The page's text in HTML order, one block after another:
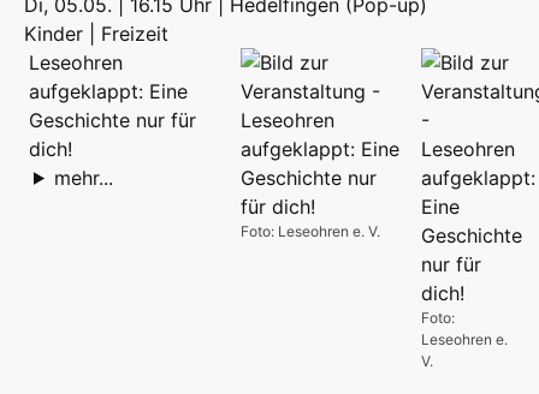
Kinder | Freizeit
Foto:
Leseohren e.
V.
Foto: Leseohren e. V.
Leseohren
aufgeklappt: Eine
Geschichte nur für
dich!
mehr...